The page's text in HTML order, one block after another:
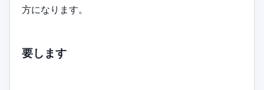
方になります。
要します